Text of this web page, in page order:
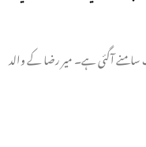
آگئی ہے۔ میر رضا کے والد